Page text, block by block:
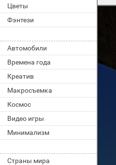
Цветы
Фэнтези
Автомобили
Времена года
Креатив
Макросъемка
Космос
Видео игры
Минимализм
Страны мира